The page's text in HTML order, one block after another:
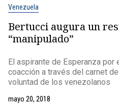
Venezuela
Bertucci augura un
“manipulado”
El aspirante de Esperanza por
coacción a través del carnet
voluntad de los venezolanos
mayo 20, 2018